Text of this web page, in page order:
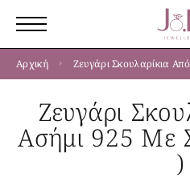
Αρχική Ζευγάρι Σκουλαρίκια
Ζευγάρι
Ασήμι 925 Με
)